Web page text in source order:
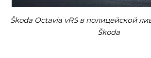
Škoda Octavia vRS в полицейской
Škoda